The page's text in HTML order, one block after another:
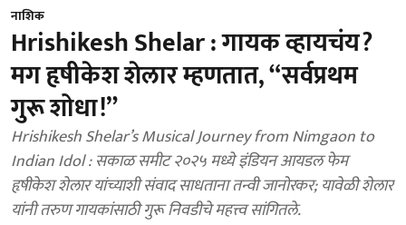
नाशिक
Hrishikesh Shelar : गायक व्हायचंय?
मग हृषीकेश शेलार म्हणतात, “सर्वप्रथम
गुरू शोधा!”
Hrishikesh Shelar’s Musical Journey from Nimgaon to
Indian Idol : सकाळ समीट २०२५ मध्ये इंडियन आयडल फेम
हृषीकेश शेलार यांच्याशी संवाद साधताना तन्वी जानोरकर; यावेळी शेलार
यांनी तरुण गायकांसाठी गुरू निवडीचे महत्त्व सांगितले.